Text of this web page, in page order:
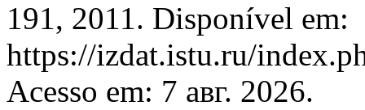
191, 2011. Disponível em:
https://izdat.istu.ru/
Acesso em: 7 авг. 2026.